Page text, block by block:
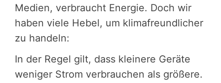
Medien, verbraucht Energie. Doch wir
haben viele Hebel, um klimafreundlicher
zu handeln:
In der Regel gilt, dass kleinere Geräte
weniger Strom verbrauchen als größere.